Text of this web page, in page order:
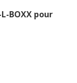
BOXX pour